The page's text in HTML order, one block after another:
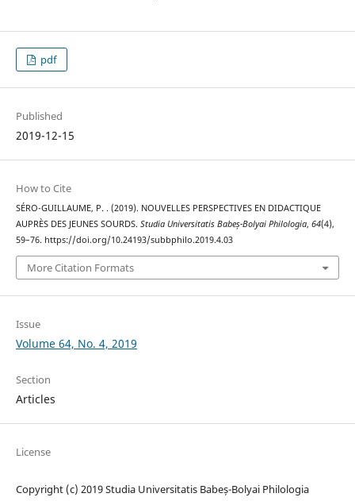
pdf
Published
2019-12-15
How to Cite
SÉRO-GUILLAUME, P. . (2019). NOUVELLES PERSPECTIVES EN DIDACTIQUE
AUPRÈS DES JEUNES SOURDS. Studia Universitatis Babeș-Bolyai Philologia, 64(4),
59–76. https://doi.org/10.24193/subbphilo.2019.4.03
More Citation Formats
Issue
Volume 64, No. 4, 2019
Section
Articles
License
Copyright (c) 2019 Studia Universitatis Babeș-Bolyai Philologia